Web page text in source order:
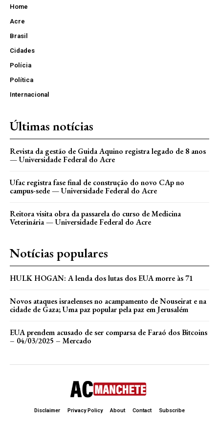
Home
Acre
Brasil
Cidades
Polícia
Política
Internacional
Últimas notícias
Revista da gestão de Guida Aquino registra legado de 8 anos
— Universidade Federal do Acre
Ufac registra fase final de construção do novo CAp no
campus-sede — Universidade Federal do Acre
Reitora visita obra da passarela do curso de Medicina
Veterinária — Universidade Federal do Acre
Notícias populares
HULK HOGAN: A lenda dos lutas dos EUA morre às 71
Novos ataques israelenses no acampamento de Nouseirat e na
cidade de Gaza; Uma paz popular pela paz em Jerusalém
EUA prendem acusado de ser comparsa de Faraó dos Bitcoins
– 04/03/2025 – Mercado
Disclaimer Privacy Policy About Contact Subscribe